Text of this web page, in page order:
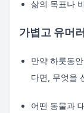
삶의 목표나
가볍고 유머
만약 하룻동
다면, 무엇을
어떤 동물과